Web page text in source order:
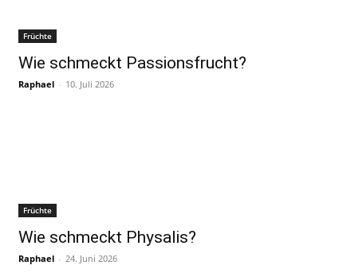
Früchte
Wie schmeckt Passionsfrucht?
Raphael - 10. Juli 2026
Früchte
Wie schmeckt Physalis?
Raphael - 24. Juni 2026